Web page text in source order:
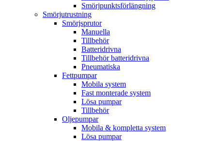
Smörjpunktsförlängning
Smörjutrustning
Smörjsprutor
Manuella
Tillbehör
Batteridrivna
Tillbehör batteridrivna
Pneumatiska
Fettpumpar
Mobila system
Fast monterade system
Lösa pumpar
Tillbehör
Oljepumpar
Mobila & kompletta system
Lösa pumpar